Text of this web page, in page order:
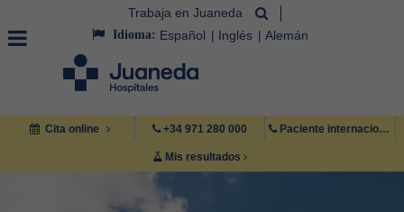
Trabaja en Juaneda
Idioma: Español Inglés Alemán
Cita online +34 971 280 000 Paciente internacional +34 971 222 222
Mis resultados